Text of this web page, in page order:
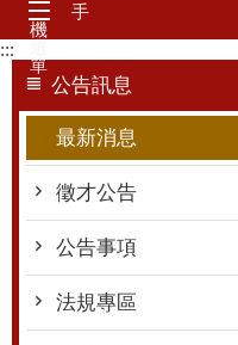
手
機
單
:::
公告訊息
最新消息
徵才公告
公告事項
法規專區